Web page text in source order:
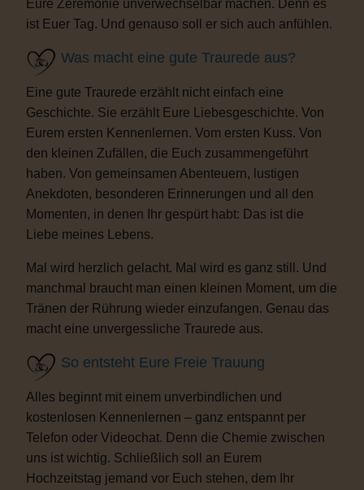
Eure Zeremonie unverwechselbar machen. Denn es
ist Euer Tag. Und genauso soll er sich auch anfühlen.
Was macht eine gute Traurede aus?
Eine gute Traurede erzählt nicht einfach eine
Geschichte. Sie erzählt Eure Liebesgeschichte. Von
Eurem ersten Kennenlernen. Vom ersten Kuss. Von
den kleinen Zufällen, die Euch zusammengeführt
haben. Von gemeinsamen Abenteuern, lustigen
Anekdoten, besonderen Erinnerungen und all den
Momenten, in denen Ihr gespürt habt: Das ist die
Liebe meines Lebens.
Mal wird herzlich gelacht. Mal wird es ganz still. Und
manchmal braucht man einen kleinen Moment, um die
Tränen der Rührung wieder einzufangen. Genau das
macht eine unvergessliche Traurede aus.
So entsteht Eure Freie Trauung
Alles beginnt mit einem unverbindlichen und
kostenlosen Kennenlernen – ganz entspannt per
Telefon oder Videochat. Denn die Chemie zwischen
uns ist wichtig. Schließlich soll an Eurem
Hochzeitstag jemand vor Euch stehen, dem Ihr